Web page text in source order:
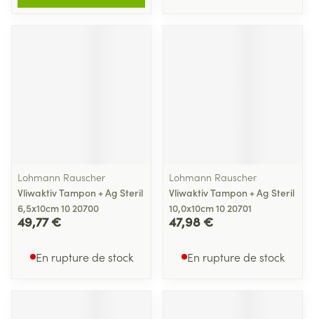
Lohmann Rauscher
Vliwaktiv Tampon + Ag Steril
6,5x10cm 10 20700
49,77 €
En rupture de stock
Lohmann Rauscher
Vliwaktiv Tampon + Ag Steril
10,0x10cm 10 20701
47,98 €
En rupture de stock